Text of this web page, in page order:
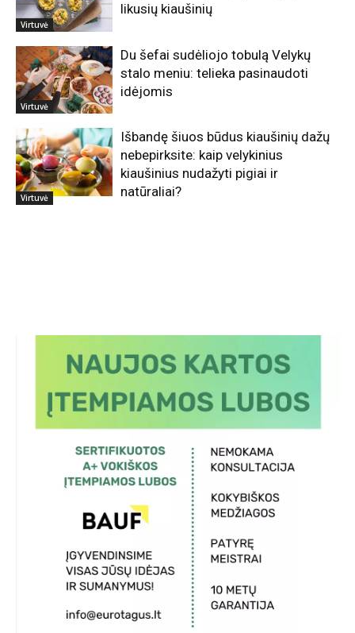
Virtuvė
likusių kiaušinių
Virtuvė
Du šefai sudėliojo tobulą Velykų
stalo meniu: telieka pasinaudoti
idėjomis
Virtuvė
Išbandę šiuos būdus kiaušinių dažų
nebepirksite: kaip velykinius
kiaušinius nudažyti pigiai ir
natūraliai?